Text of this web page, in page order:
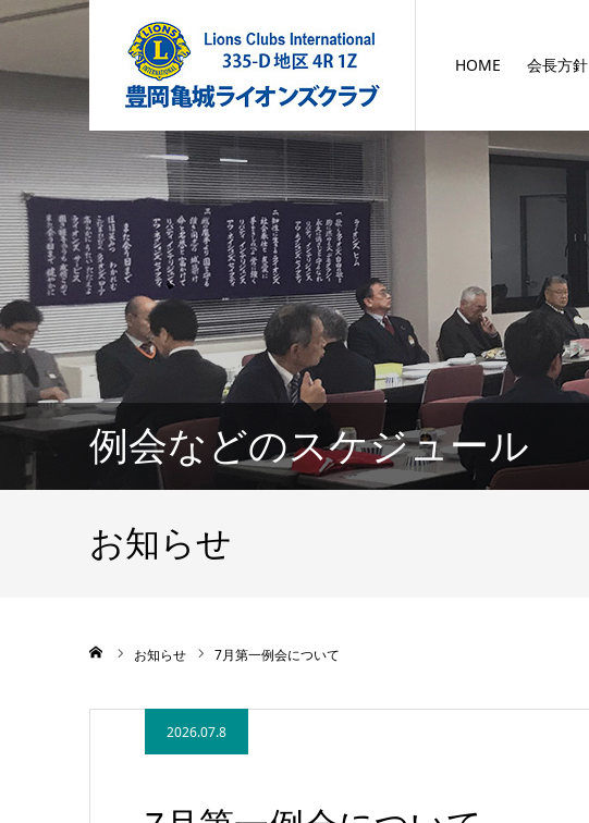
HOME 会長方針
例会などのスケジュール
お知らせ
お知らせ 7月第一例会について
2026.07.8